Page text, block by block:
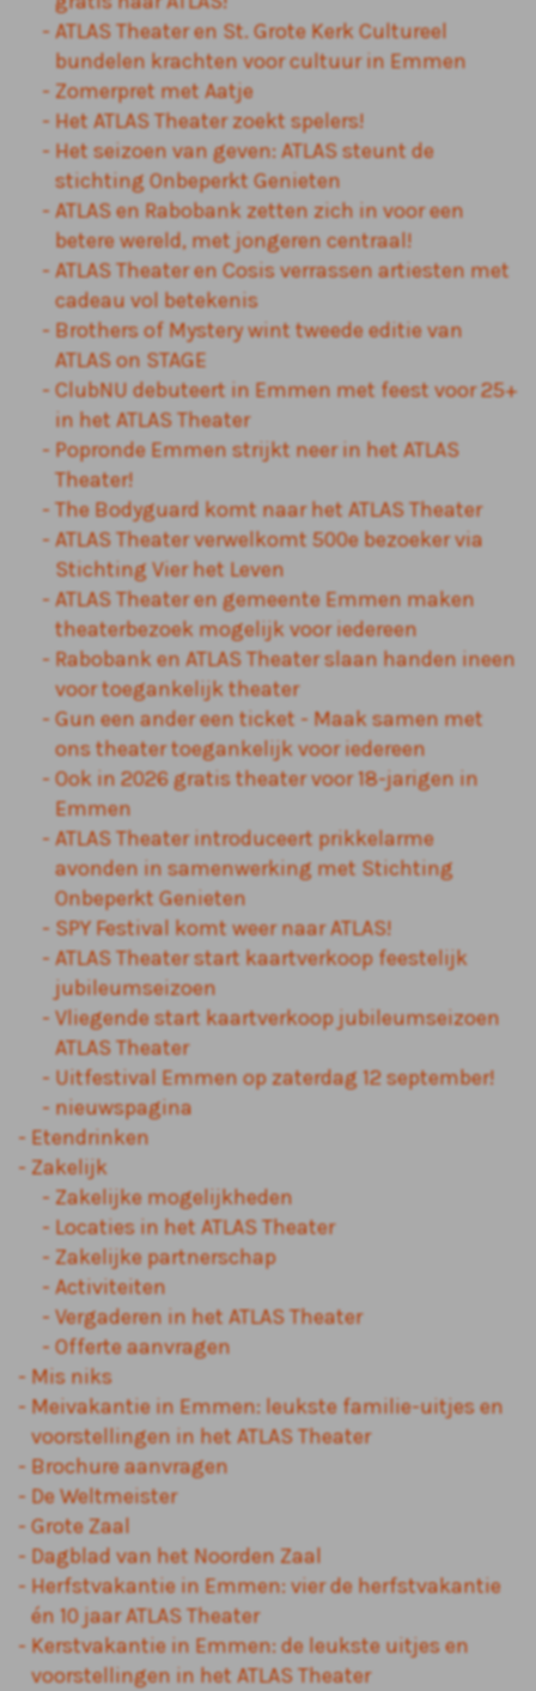
ATLAS Theater en St. Grote Kerk Cultureel
bundelen krachten voor cultuur in Emmen
Zomerpret met Aatje
Het ATLAS Theater zoekt spelers!
Het seizoen van geven: ATLAS steunt de
stichting Onbeperkt Genieten
ATLAS en Rabobank zetten zich in voor een
betere wereld, met jongeren centraal!
ATLAS Theater en Cosis verrassen artiesten met
cadeau vol betekenis
Brothers of Mystery wint tweede editie van
ATLAS on STAGE
ClubNU debuteert in Emmen met feest voor 25+
in het ATLAS Theater
Popronde Emmen strijkt neer in het ATLAS
Theater!
The Bodyguard komt naar het ATLAS Theater
ATLAS Theater verwelkomt 500e bezoeker via
Stichting Vier het Leven
ATLAS Theater en gemeente Emmen maken
theaterbezoek mogelijk voor iedereen
Rabobank en ATLAS Theater slaan handen ineen
voor toegankelijk theater
Gun een ander een ticket - Maak samen met
ons theater toegankelijk voor iedereen
Ook in 2026 gratis theater voor 18-jarigen in
Emmen
ATLAS Theater introduceert prikkelarme
avonden in samenwerking met Stichting
Onbeperkt Genieten
SPY Festival komt weer naar ATLAS!
ATLAS Theater start kaartverkoop feestelijk
jubileumseizoen
Vliegende start kaartverkoop jubileumseizoen
ATLAS Theater
Uitfestival Emmen op zaterdag 12 september!
nieuwspagina
Etendrinken
Zakelijk
Zakelijke mogelijkheden
Locaties in het ATLAS Theater
Zakelijke partnerschap
Activiteiten
Vergaderen in het ATLAS Theater
Offerte aanvragen
Mis niks
Meivakantie in Emmen: leukste familie-uitjes en
voorstellingen in het ATLAS Theater
Brochure aanvragen
De Weltmeister
Grote Zaal
Dagblad van het Noorden Zaal
Herfstvakantie in Emmen: vier de herfstvakantie
én 10 jaar ATLAS Theater
Kerstvakantie in Emmen: de leukste uitjes en
voorstellingen in het ATLAS Theater